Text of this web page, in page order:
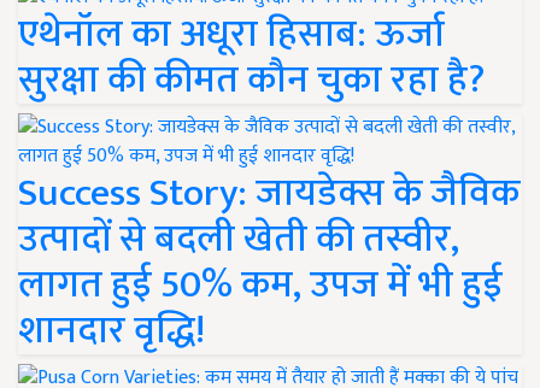
एथेनॉल का अधूरा हिसाब: ऊर्जा
सुरक्षा की कीमत कौन चुका रहा है?
Success Story: जायडेक्स के जैविक
उत्पादों से बदली खेती की तस्वीर,
लागत हुई 50% कम, उपज में भी हुई
शानदार वृद्धि!